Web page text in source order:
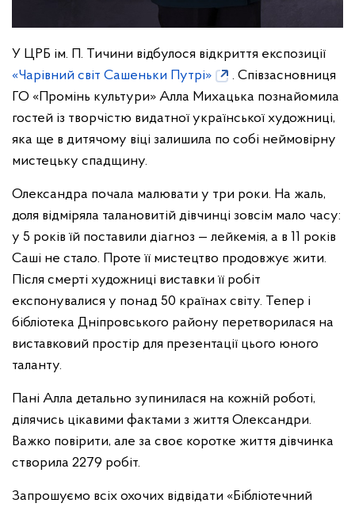
У ЦРБ ім. П. Тичини відбулося відкриття експозиції
«Чарівний світ Сашеньки Путрі»
. Співзасновниця
ГО «Промінь культури» Алла Михацька познайомила
гостей із творчістю видатної української художниці,
яка ще в дитячому віці залишила по собі неймовірну
мистецьку спадщину.
Олександра почала малювати у три роки. На жаль,
доля відміряла талановитій дівчинці зовсім мало часу:
у 5 років їй поставили діагноз — лейкемія, а в 11 років
Саші не стало. Проте її мистецтво продовжує жити.
Після смерті художниці виставки її робіт
експонувалися у понад 50 країнах світу. Тепер і
бібліотека Дніпровського району перетворилася на
виставковий простір для презентації цього юного
таланту.
Пані Алла детально зупинилася на кожній роботі,
ділячись цікавими фактами з життя Олександри.
Важко повірити, але за своє коротке життя дівчинка
створила 2279 робіт.
Запрошуємо всіх охочих відвідати «Бібліотечний